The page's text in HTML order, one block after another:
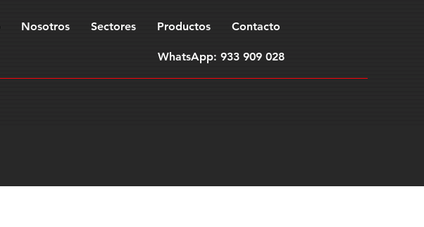
Nosotros Sectores Productos Contacto
WhatsApp: 933 909 028